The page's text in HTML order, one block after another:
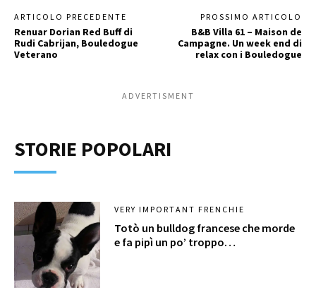
ARTICOLO PRECEDENTE
Renuar Dorian Red Buff di
Rudi Cabrijan, Bouledogue
Veterano
PROSSIMO ARTICOLO
B&B Villa 61 – Maison de
Campagne. Un week end di
relax con i Bouledogue
ADVERTISMENT
STORIE POPOLARI
VERY IMPORTANT FRENCHIE
Totò un bulldog francese che morde
e fa pipì un po’ troppo…